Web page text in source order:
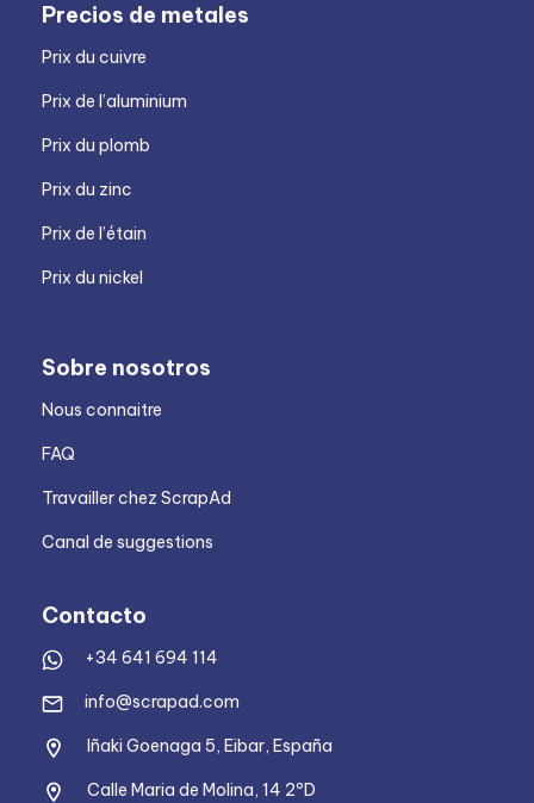
Precios de metales
Prix du cuivre
Prix de l’aluminium
Prix du plomb
Prix du zinc
Prix de l’étain
Prix du nickel
Sobre nosotros
Nous connaitre
FAQ
Travailler chez ScrapAd
Canal de suggestions
Contacto
+34 641 694 114
info@scrapad.com
Iñaki Goenaga 5, Eibar, España
Calle Maria de Molina, 14 2ºD